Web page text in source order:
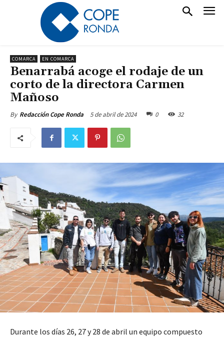
COMARCA EN COMARCA
Benarrabá acoge el rodaje de un
corto de la directora Carmen
Mañoso
By Redacción Cope Ronda 5 de abril de 2024 0 32
Durante los días 26, 27 y 28 de abril un equipo compuesto